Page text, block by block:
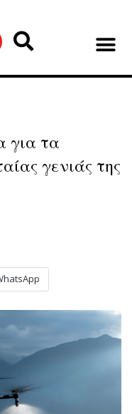
για τα
γενιάς της